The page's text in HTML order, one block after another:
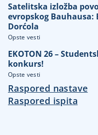
Satelitska izložba
evropskog Bauhausa:
Dorćola
Opste vesti
EKOTON 26 –
konkurs!
Opste vesti
Raspored nastave
Raspored ispita